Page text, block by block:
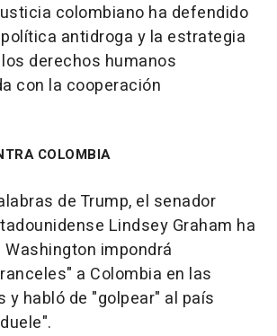
colombiano ha defendido
antidroga y la estrategia
derechos humanos
con la cooperación
COLOMBIA
de Trump, el senador
Lindsey Graham ha
impondrá
a Colombia en las
y habló de "golpear" al país